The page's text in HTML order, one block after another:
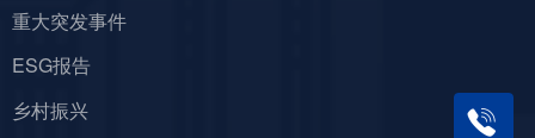
重大突发事件
ESG报告
乡村振兴